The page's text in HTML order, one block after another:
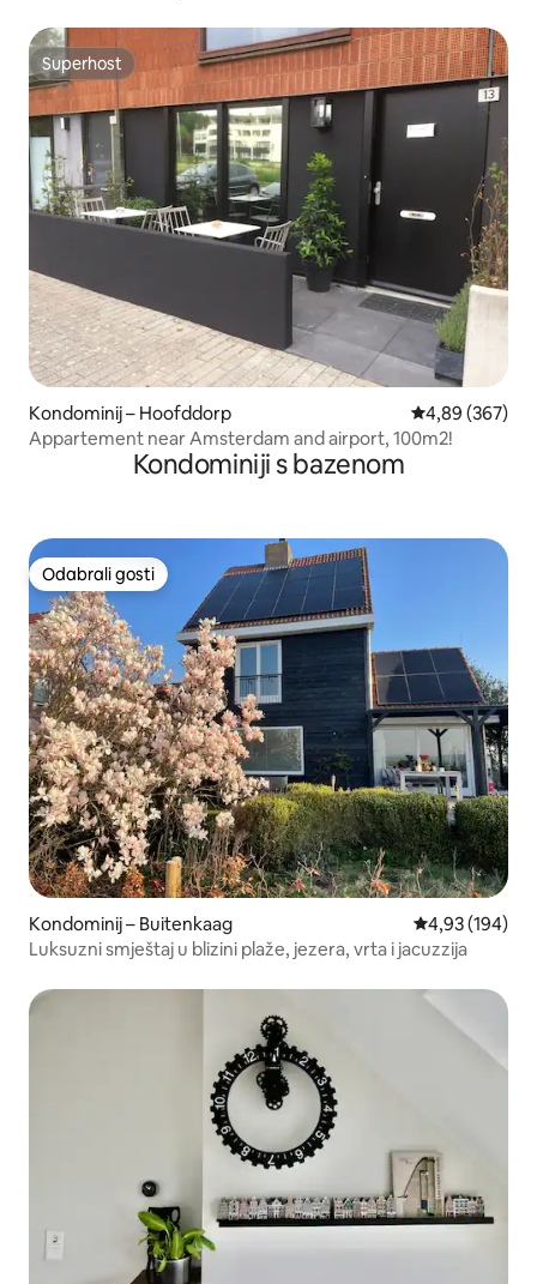
Superhost
Superhost
Kondominij – Hoofddorp Prosječna
4,89 (367)
Appartement near Amsterdam and airport, 100m2!
Kondominiji s bazenom
Odabrali gosti
Odabrali gosti
Kondominij – Buitenkaag Prosječna
4,93 (194)
Luksuzni smještaj u blizini plaže, jezera, vrta i jacuzzija